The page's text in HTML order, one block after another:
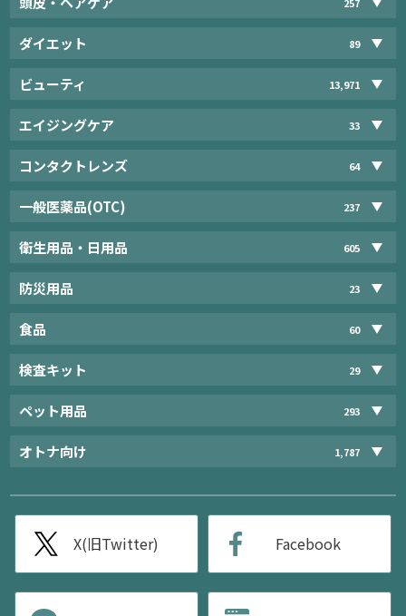
ダイエット 89
ビューティ 13,971
エイジングケア 33
コンタクトレンズ 64
一般医薬品(OTC) 237
衛生用品・日用品 605
防災用品 23
食品 60
検査キット 29
ペット用品 293
オトナ向け 1,787
X(旧Twitter) Facebook